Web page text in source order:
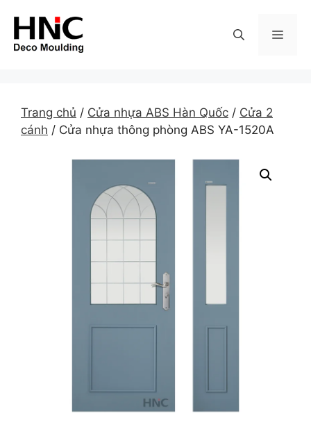
content
Trang chủ / Cửa nhựa ABS Hàn Quốc / Cửa 2
cánh / Cửa nhựa thông phòng ABS YA-1520A